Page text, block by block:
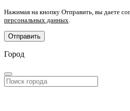
Нажимая на кнопку Отправить, вы даете
персональных данных
Отправить
Город